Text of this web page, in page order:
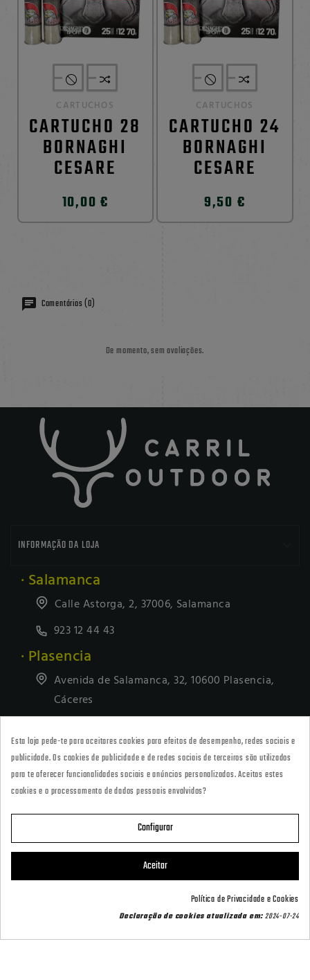
CARTUCHOS
CARTUCHO 28
BORNAGHI
CESARE
10,00 €
CARTUCHOS
CARTUCHO 24
BORNAGHI
CESARE
9,50 €
Comentários (0)
De momento, sem avaliações.
INFORMAÇÃO DA LOJA
· Salamanca
Calle Astorga, 2, 37006, Salamanca
923 12 44 43
· Plasencia
Avenida de Salamanca, 32, 10600 Plasencia,
Cáceres
· Tienda Online
marketing@armeriacarril.com
CATEGORÍAS 

CARRIL OUTDOOR 
Contact us via WhatsApp
Esta loja pede-te para aceitares cookies para efeitos de desempenho, redes sociais e
publicidade. Os cookies de publicidade e de redes sociais de terceiros são utilizados
para te oferecer funcionalidades sociais e anúncios personalizados. Aceitas estes
cookies e o processamento de dados pessoais envolvidos?
Configurar
Aceitar
Política de Privacidade e Cookies
Declaração de cookies atualizada em:2024-07-24